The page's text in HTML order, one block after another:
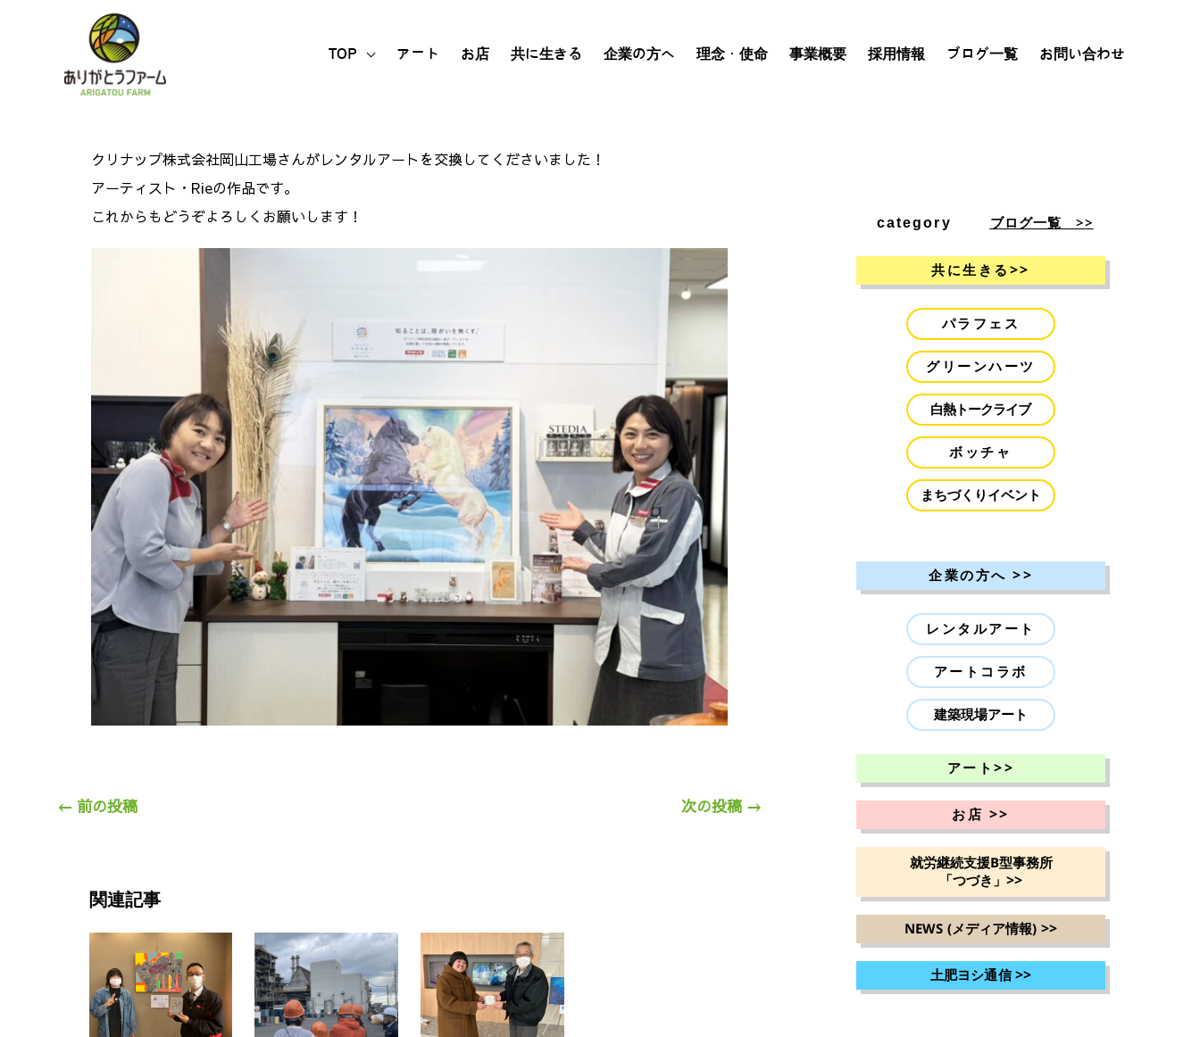
TOP アート お店 共に生きる 企業の方へ 理念・使命 事業概要 採用情報 ブログ一覧 お問い合わせ
クリナップ株式会社岡山工場さんがレンタルアートを交換してくださいました！
アーティスト・Rieの作品です。
これからもどうぞよろしくお願いします！
← 前の投稿 次の投稿 →
関連記事
category ブログ一覧 >>
共に生きる>>
パラフェス
グリーンハーツ
白熱トークライブ
ボッチャ
まちづくりイベント
企業の方へ >>
レンタルアート
アートコラボ
建築現場アート
アート>>
お店 >>
就労継続支援B型事務所
「つづき」 >>
NEWS (メディア情報) >>
土肥ヨシ通信>>